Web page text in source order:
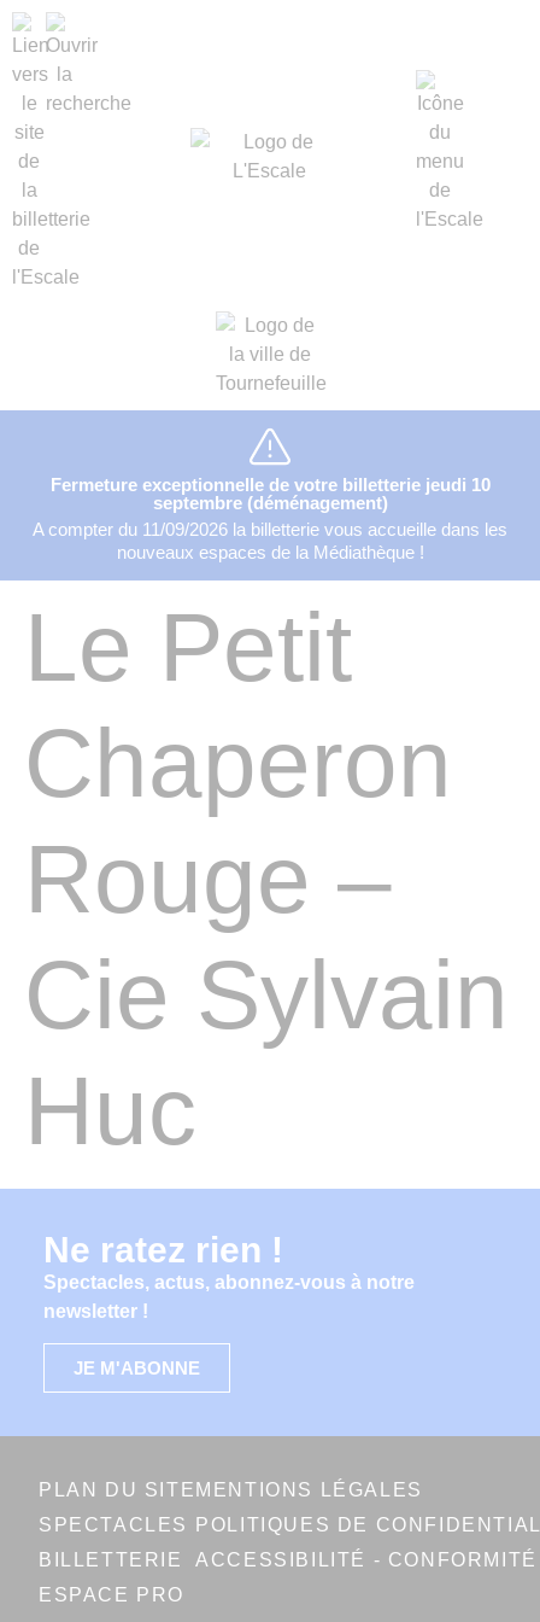
Fermeture exceptionnelle de votre billetterie jeudi 10
septembre (déménagement)
A compter du 11/09/2026 la billetterie vous accueille dans les
nouveaux espaces de la Médiathèque !
Le Petit
Chaperon
Rouge –
Cie Sylvain
Huc
Ne ratez rien !
Spectacles, actus, abonnez-vous à notre
newsletter !
JE M'ABONNE
PLAN DU SITE
SPECTACLES
BILLETTERIE
ESPACE PRO
MENTIONS LÉGALES
POLITIQUES DE
ACCESSIBILITÉ -